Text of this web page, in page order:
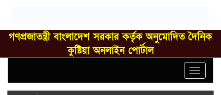
গণপ্রজাতন্ত্রী বাংলাদেশ সরকার কর্তৃক অনুমোদিত দৈনিক
কুষ্টিয়া অনলাইন পোর্টাল
Toggle